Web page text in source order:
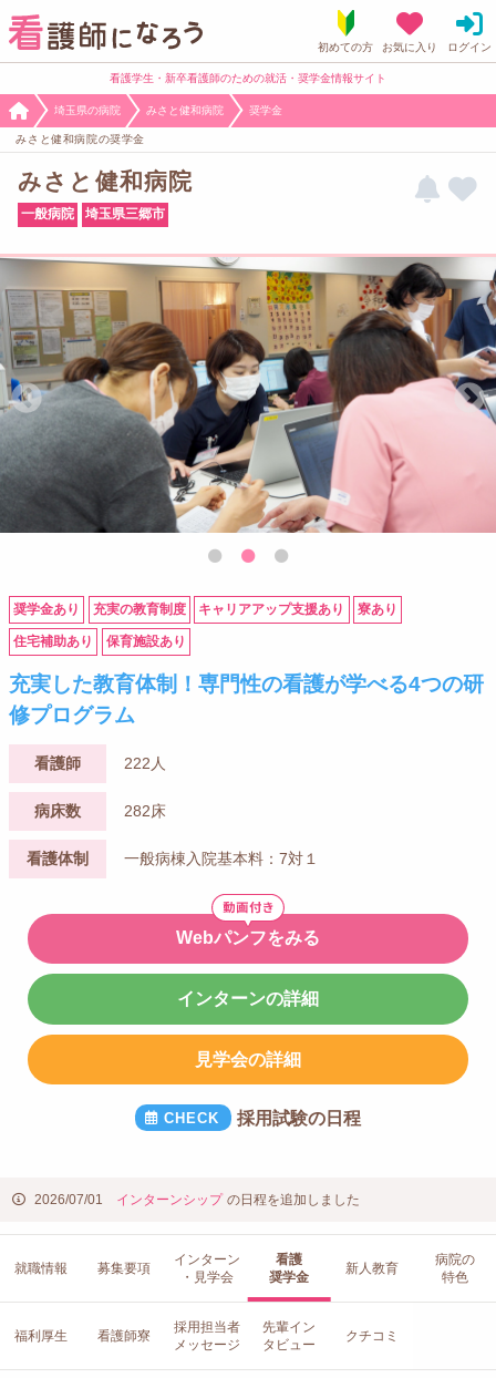
看護学生・新卒看護師のための就活・奨学金情報サイト
埼玉県の病院 みさと健和病院 奨学金
みさと健和病院の奨学金
みさと健和病院
一般病院 埼玉県三郷市
奨学金あり 充実の教育制度 キャリアアップ支援あり 寮あり
住宅補助あり 保育施設あり
充実した教育体制！専門性の看護が学べる4つの研
修プログラム
看護師 222人
病床数 282床
看護体制 一般病棟入院基本料：7対１
Webパンフをみる
インターンの詳細
見学会の詳細
採用試験の日程
2026/07/01 インターンシップ の日程を追加しました
就職情報 募集要項
インターン
・見学会
看護
奨学金
新人教育
病院の
特色
福利厚生 看護師寮
採用担当者
メッセージ
先輩イン
タビュー
クチコミ